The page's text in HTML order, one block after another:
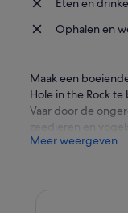
Eten en
Ophalen en
Maak een
Hole in the Rock
Vaar door de
zeedieren en
Bezoek de
Meer weergeven